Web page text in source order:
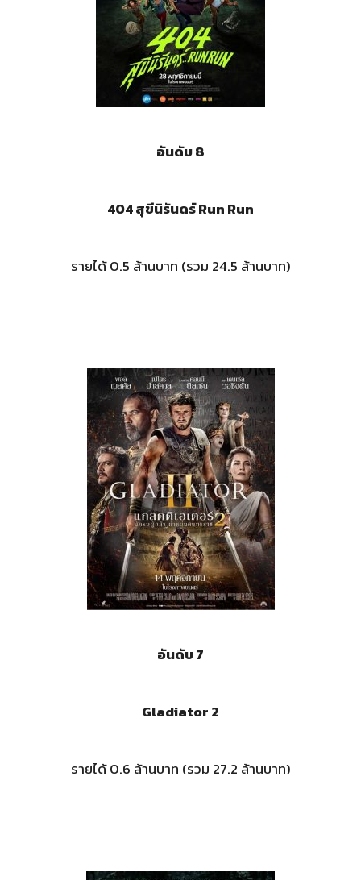
อันดับ 8
404 สุขีนิรันดร์ Run Run
รายได้ 0.5 ล้านบาท (รวม 24.5 ล้านบาท)
อันดับ 7
Gladiator 2
รายได้ 0.6 ล้านบาท (รวม 27.2 ล้านบาท)